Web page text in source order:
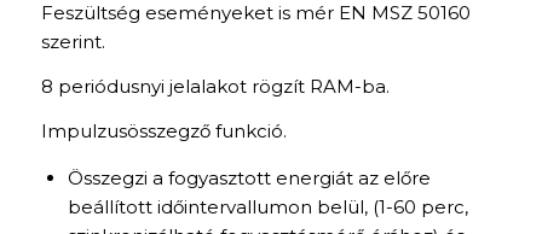
Feszültség eseményeket is mér EN MSZ 50160
szerint.
8 periódusnyi jelalakot rögzít RAM-ba.
Impulzusösszegző funkció.
Összegzi a fogyasztott energiát az előre
beállított időintervallumon belül, (1-60 perc,